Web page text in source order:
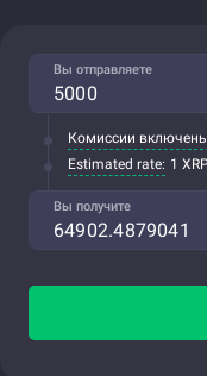
Вы отправляете
Комиссии
Estimated rate: 1
Вы получите